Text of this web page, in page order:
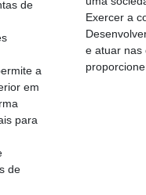
de
a
em
para
de
Exercer a
e atuar nas